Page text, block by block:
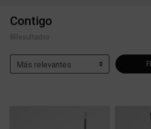
Contigo
8Resultados